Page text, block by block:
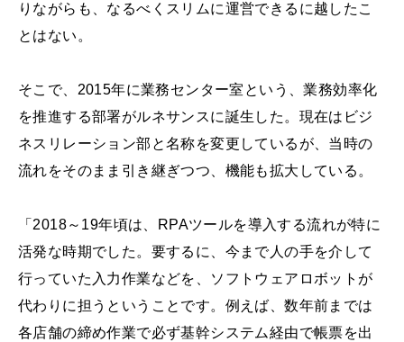
りながらも、なるべくスリムに運営できるに越したこ
とはない。
そこで、2015年に業務センター室という、業務効率化
を推進する部署がルネサンスに誕生した。現在はビジ
ネスリレーション部と名称を変更しているが、当時の
流れをそのまま引き継ぎつつ、機能も拡大している。
「2018～19年頃は、RPAツールを導入する流れが特に
活発な時期でした。要するに、今まで人の手を介して
行っていた入力作業などを、ソフトウェアロボットが
代わりに担うということです。例えば、数年前までは
各店舗の締め作業で必ず基幹システム経由で帳票を出